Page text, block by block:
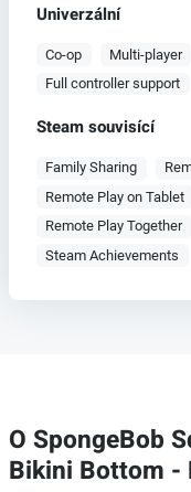
Univerzální
Co-op Multi-player
Full controller support
Steam souvisící
Family Sharing
Remote Play on Tablet
Remote Play Together
Steam Achievements
O SpongeBob
Bikini Bottom -